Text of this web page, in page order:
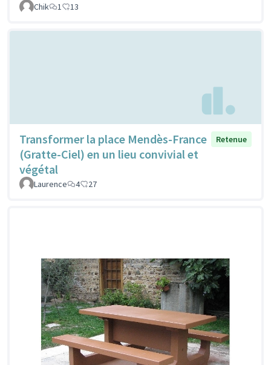
Chik
1 13
Transformer la place Mendès-France
(Gratte-Ciel) en un lieu convivial et
végétal
Retenue
Laurence 4 27